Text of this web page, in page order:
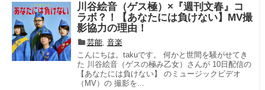
川谷絵音（ゲス極）×『週刊文春』コ
ラボ？！【あなたには負けない】MV撮
影協力の理由！
芸能, 音楽
こんにちは。takuです。 何かと世間を騒がせてき
た 川谷絵音（ゲスの極み乙女）さんが 10日配信の
【あなたには負けない】 のミュージックビデオ
（MV）の 撮影を...